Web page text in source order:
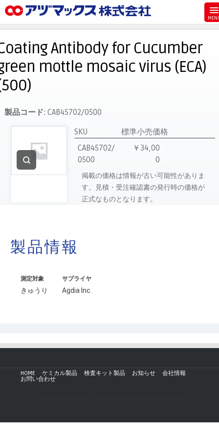
お気に入り
お買い物カゴ
ご注文
マイページ
主要取扱ブランド
代理店一覧
製品検索
見積発行
Antibody for Cucumber
mottle mosaic virus (ECA)
製品コード: CAB45702/0500
SKU
標準小売価格
CAB45702/
0500
￥34,00
0
掲載の価格は情報が古い可能性がありま
す。見積・受注確認書の発行時の価格が
正式なものとなります。
製品情報
測定対象
きゅうり
サプライヤ
Agdia Inc.
HOME ケミカル製品 検査キット製品 お知らせ
会社情報
お問い合わせ